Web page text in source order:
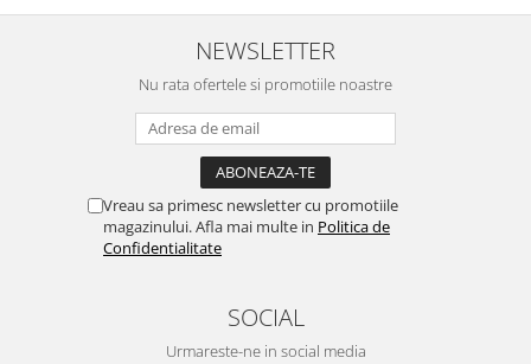
NEWSLETTER
Nu rata ofertele si promotiile noastre
Vreau sa primesc newsletter cu promotiile
magazinului. Afla mai multe in Politica de
Confidentialitate
SOCIAL
Urmareste-ne in social media